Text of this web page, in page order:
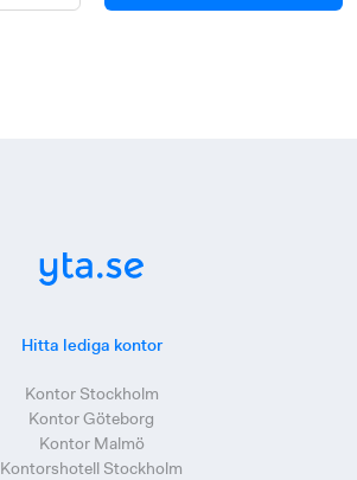
Hitta lediga kontor
Kontor Stockholm
Kontor Göteborg
Kontor Malmö
Kontorshotell Stockholm